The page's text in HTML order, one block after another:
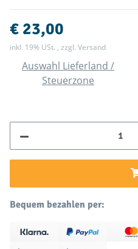
€ 23,00
inkl. 19% USt. , zzgl. Versand
Auswahl Lieferland /
Steuerzone
Bequem bezahlen per: